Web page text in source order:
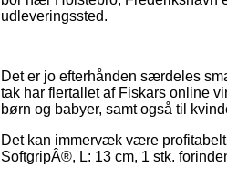
udleveringssted.
Det er jo efterhånden særdeles
tak har flertallet af Fiskars online
børn og babyer, samt også til
Det kan immervæk være
SoftgripÂ®, L: 13 cm, 1 stk.